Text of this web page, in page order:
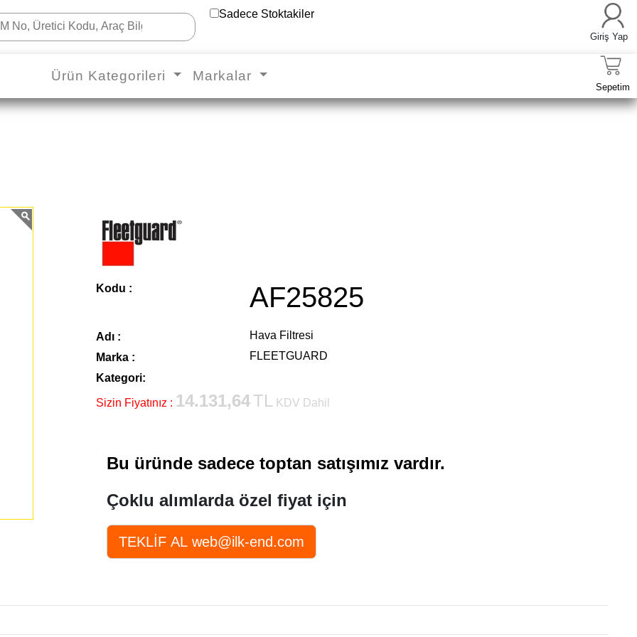
Sadece Stoktakiler
Giriş Yap
Ürün Kategorileri Markalar
Sepetim
Kodu : AF25825
Adı :
Hava Filtresi
Marka :
FLEETGUARD
Kategori:
Sizin Fiyatınız : 14.131,64TL KDV Dahil
Bu üründe sadece toptan satışımız vardır.
Çoklu alımlarda özel fiyat için